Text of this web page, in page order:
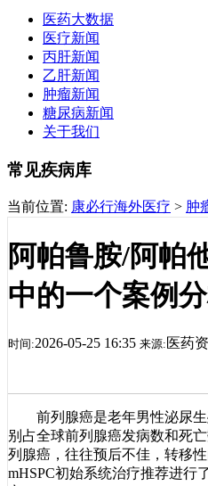
医药大数据
医疗新闻
丙肝新闻
乙肝新闻
肿瘤新闻
糖尿病新闻
关于我们
常见疾病库
当前位置: 康必行海外医疗 > 肿
阿帕鲁胺/阿帕
中的一个案例
时间:2026-05-25 16:35 来源: 医药
前列腺癌是老年男性泌尿生
别占全球前列腺癌发病数和死
列腺癌，往往预后不佳，转移
mHSPC初始系统治疗推荐进行